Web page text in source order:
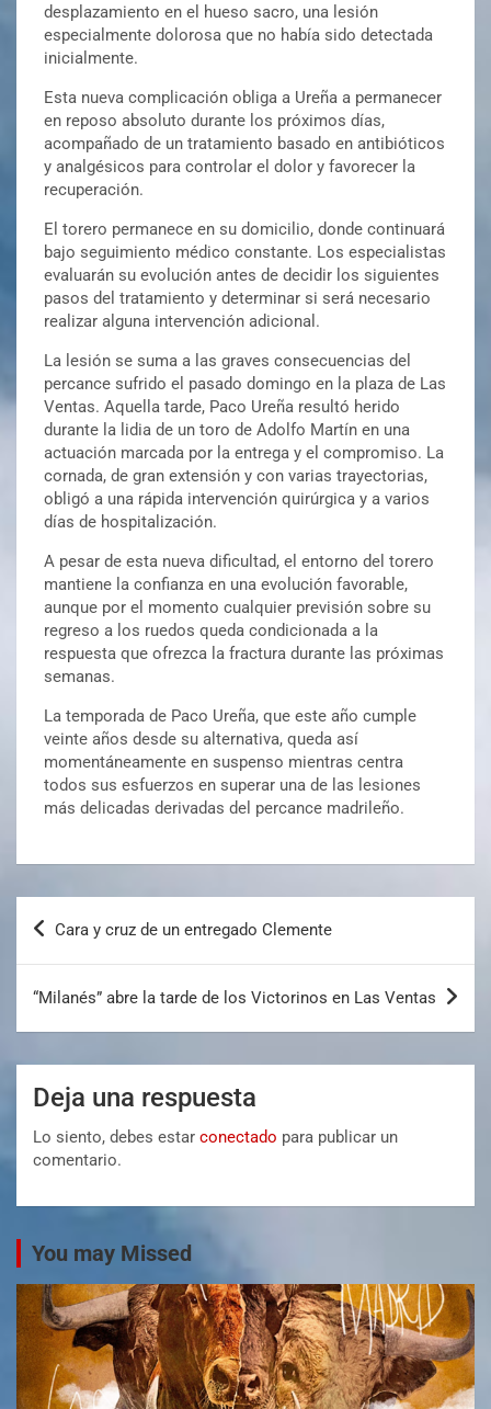
desplazamiento en el hueso sacro, una lesión
especialmente dolorosa que no había sido detectada
inicialmente.
Esta nueva complicación obliga a Ureña a permanecer
en reposo absoluto durante los próximos días,
acompañado de un tratamiento basado en antibióticos
y analgésicos para controlar el dolor y favorecer la
recuperación.
El torero permanece en su domicilio, donde continuará
bajo seguimiento médico constante. Los especialistas
evaluarán su evolución antes de decidir los siguientes
pasos del tratamiento y determinar si será necesario
realizar alguna intervención adicional.
La lesión se suma a las graves consecuencias del
percance sufrido el pasado domingo en la plaza de Las
Ventas. Aquella tarde, Paco Ureña resultó herido
durante la lidia de un toro de Adolfo Martín en una
actuación marcada por la entrega y el compromiso. La
cornada, de gran extensión y con varias trayectorias,
obligó a una rápida intervención quirúrgica y a varios
días de hospitalización.
A pesar de esta nueva dificultad, el entorno del torero
mantiene la confianza en una evolución favorable,
aunque por el momento cualquier previsión sobre su
regreso a los ruedos queda condicionada a la
respuesta que ofrezca la fractura durante las próximas
semanas.
La temporada de Paco Ureña, que este año cumple
veinte años desde su alternativa, queda así
momentáneamente en suspenso mientras centra
todos sus esfuerzos en superar una de las lesiones
más delicadas derivadas del percance madrileño.
Cara y cruz de un entregado Clemente
“Milanés” abre la tarde de los Victorinos en Las Ventas
Deja una respuesta
Lo siento, debes estar conectado para publicar un
comentario.
You may Missed